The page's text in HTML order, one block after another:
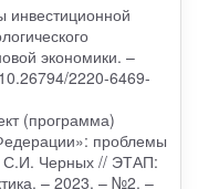
инвестиционной
экономики. –
2220-6469-
(программа)
проблемы
С.И. Черных // ЭТАП:
– 2023. – №2. –